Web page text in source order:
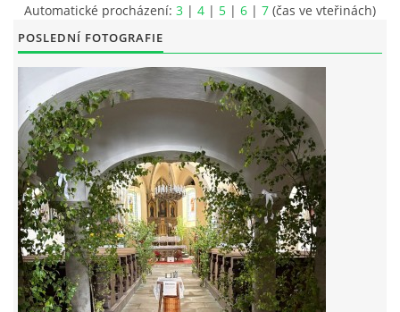
AKTUALITY
AKCE
ŽIVOTOPISY SVATÝCH
DUCHOVNÍ SLOVO
ÚVAHA MĚSÍCE
Automatické procházení: 3 | 4 | 5 | 6 | 7 (čas ve vteřinách)
POSLEDNÍ FOTOGRAFIE